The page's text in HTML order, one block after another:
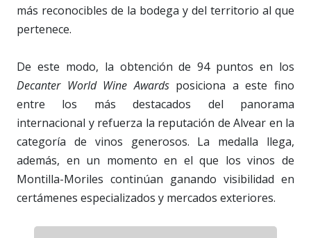
más reconocibles de la bodega y del territorio al que
pertenece.
De este modo, la obtención de 94 puntos en los
Decanter World Wine Awardsposiciona a este fino
entre los más destacados del panorama
internacional y refuerza la reputación de Alvear en la
categoría de vinos generosos. La medalla llega,
además, en un momento en el que los vinos de
Montilla-Moriles continúan ganando visibilidad en
certámenes especializados y mercados exteriores.